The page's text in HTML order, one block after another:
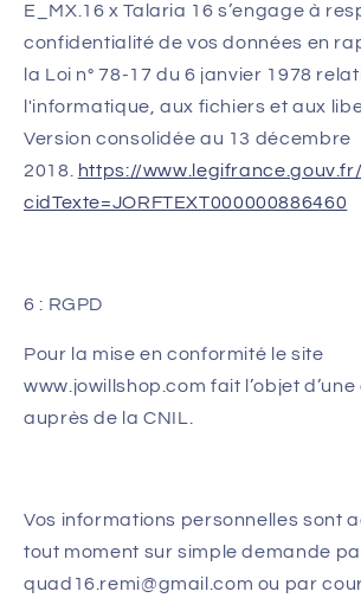
E_MX.16 x Talaria 16s’engage à
confidentialité de vos données en
la Loi n° 78-17 du 6 janvier 1978
l'informatique, aux fichiers et aux
Version consolidée au 13 décembre
2018.
https://
cidTexte=JORFTEXT000000886460
6 : RGPD
Pour la mise en conformité le site
www.jowillshop.com fait l’objet
auprès de la CNIL.
Vos informations personnelles sont
tout moment sur simple demande
quad16.remi@gmail.com ou par